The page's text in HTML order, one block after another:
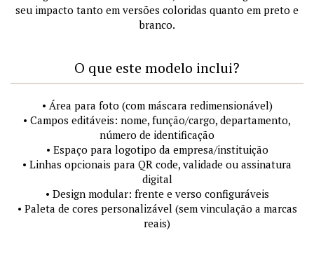
seu impacto tanto em versões coloridas quanto em preto e
branco.
O que este modelo inclui?
• Área para foto (com máscara redimensionável)
• Campos editáveis: nome, função/cargo, departamento,
número de identificação
• Espaço para logotipo da empresa/instituição
• Linhas opcionais para QR code, validade ou assinatura
digital
• Design modular: frente e verso configuráveis
• Paleta de cores personalizável (sem vinculação a marcas
reais)